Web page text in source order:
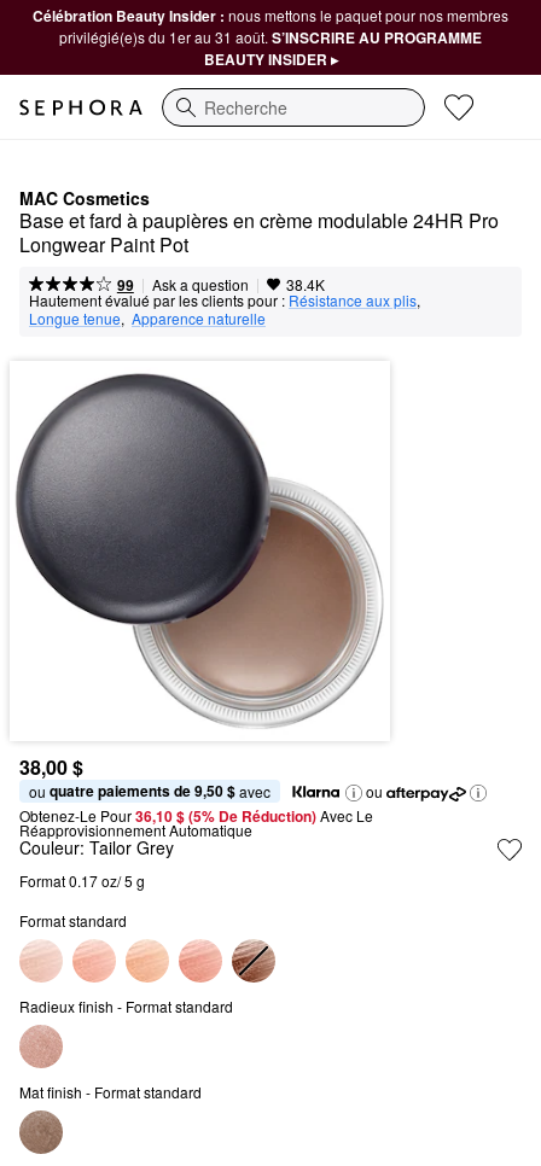
Célébration Beauty Insider : nous mettons le paquet pour nos membres
privilégié(e)s du 1er au 31 août. S’INSCRIRE AU PROGRAMME
BEAUTY INSIDER ▸
Recherche
MAC Cosmetics
Base et fard à paupières en crème modulable 24HR Pro
Longwear Paint Pot
99 | Ask a question | 38.4K
Hautement évalué par les clients pour : Résistance aux plis,
Longue tenue, Apparence naturelle
38,00 $
ou quatre paiements de 9,50 $ avec
ou
Obtenez-Le Pour36,10 $ (5% De Réduction) Avec Le
Réapprovisionnement Automatique
Couleur: Tailor Grey
Format 0.17 oz/ 5 g
Format standard
Radieux finish - Format standard
Mat finish - Format standard